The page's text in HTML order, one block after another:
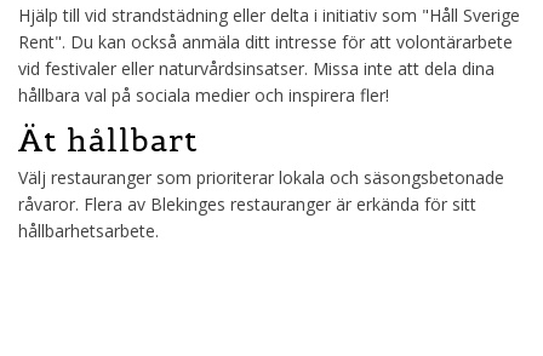
Hjälp till vid strandstädning eller delta i initiativ som "Håll Sverige
Rent". Du kan också anmäla ditt intresse för att volontärarbete
vid festivaler eller naturvårdsinsatser. Missa inte att dela dina
hållbara val på sociala medier och inspirera fler!
Ät hållbart
Välj restauranger som prioriterar lokala och säsongsbetonade
råvaror. Flera av Blekinges restauranger är erkända för sitt
hållbarhetsarbete.